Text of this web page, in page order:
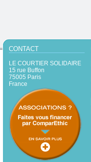
CONTACT
LE COURTIER SOLIDAIRE
15 rue Buffon
75005 Paris
France